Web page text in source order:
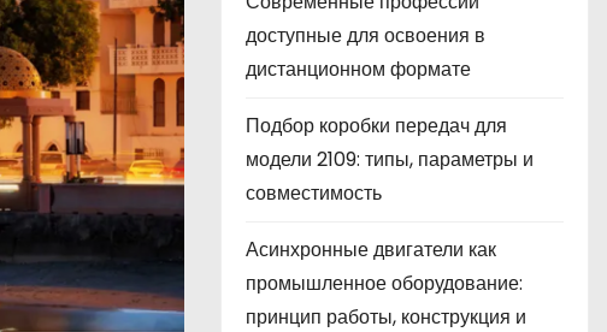
доступные для освоения в
дистанционном формате
Подбор коробки передач для
модели 2109: типы, параметры и
совместимость
Асинхронные двигатели как
промышленное оборудование:
принцип работы, конструкция и